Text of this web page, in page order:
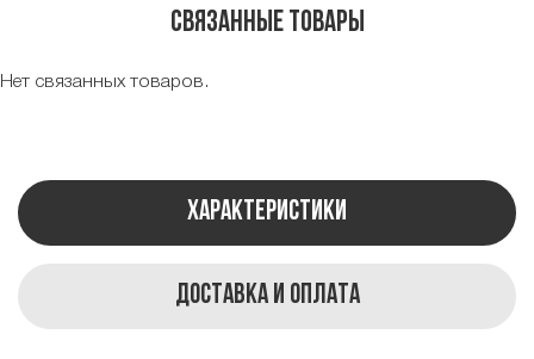
Связанные товары
Нет связанных товаров.
Характеристики
Доставка и оплата